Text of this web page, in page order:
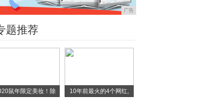
广告
题推荐
鼠年限定美妆！除 10年前最火的4个网红,